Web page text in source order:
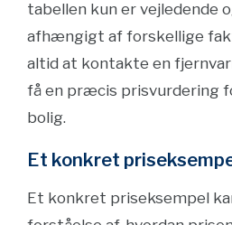
tabellen kun er vejledende
afhængigt af forskellige
altid at kontakte en
få en præcis prisvurdering
bolig.
Et konkret
Et konkret priseksempel